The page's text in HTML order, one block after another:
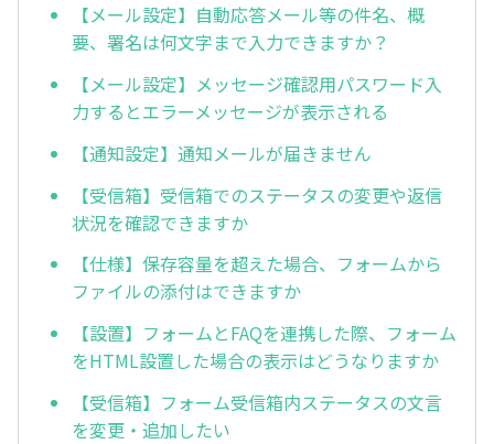
【メール設定】自動応答メール等の件名、概
要、署名は何文字まで入力できますか？
【メール設定】メッセージ確認用パスワード入
力するとエラーメッセージが表示される
【通知設定】通知メールが届きません
【受信箱】受信箱でのステータスの変更や返信
状況を確認できますか
【仕様】保存容量を超えた場合、フォームから
ファイルの添付はできますか
【設置】フォームとFAQを連携した際、フォーム
をHTML設置した場合の表示はどうなりますか
【受信箱】フォーム受信箱内ステータスの文言
を変更・追加したい